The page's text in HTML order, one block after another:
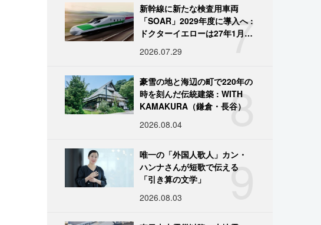
7
新幹線に新たな検査用車両
「SOAR」2029年度に導入へ :
ドクターイエローは27年1月に
2026.07.29
8
豪雪の地と海辺の町で220年の
時を刻んだ伝統建築 : WITH
KAMAKURA（鎌倉・長谷）
2026.08.04
9
唯一の「外国人歌人」カン・
ハンナさんが短歌で伝える
「引き算の文学」
2026.08.03